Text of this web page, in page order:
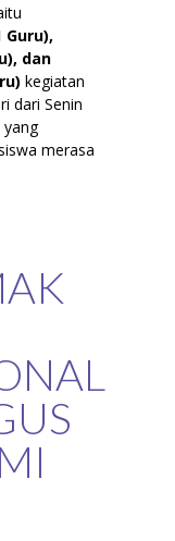
dan
kegiatan
dari Senin
yang
merasa